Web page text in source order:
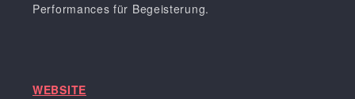
Performances für Begeisterung.
WEBSITE